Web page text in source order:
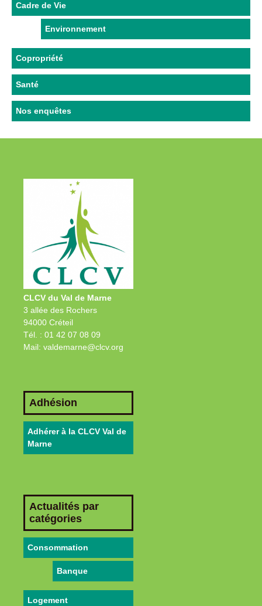
Cadre de Vie
Environnement
Copropriété
Santé
Nos enquêtes
CLCV du Val de Marne
3 allée des Rochers
94000 Créteil
Tél. : 01 42 07 08 09
Mail: valdemarne@clcv.org
Adhésion
Adhérer à la CLCV Val de
Marne
Actualités par
catégories
Consommation
Banque
Logement